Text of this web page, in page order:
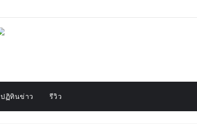
ปฏิทินข่าว รีวิว